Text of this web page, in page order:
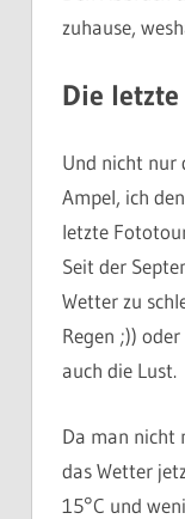
zuhause,
Die
Und nicht nur
Ampel, ich
letzte
Seit der
Wetter zu
Regen ;))
auch die Lust.
Da man nicht
das Wetter
15°C und